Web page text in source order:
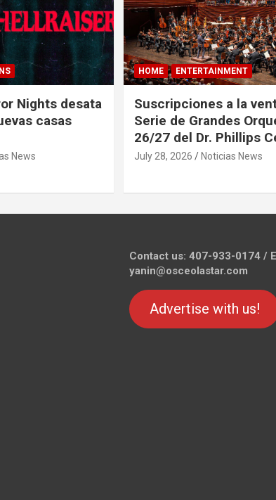
Nights desata
casas
News
HOME ENTERTAINMENT
Suscripciones a la
Serie de Grandes
26/27 del Dr. Phillips
July 28, 2026 Noticias News
Contact us: 407-933-0174 /
yanin@osceolastar.com
Advertise with us!